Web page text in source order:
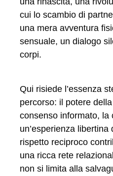
cui lo scambio di
una mera avventura
sensuale, un dialogo
corpi.
Qui risiede l’essenza
percorso: il potere
consenso informato, la
un’esperienza
rispetto reciproco
una ricca rete
non si limita alla